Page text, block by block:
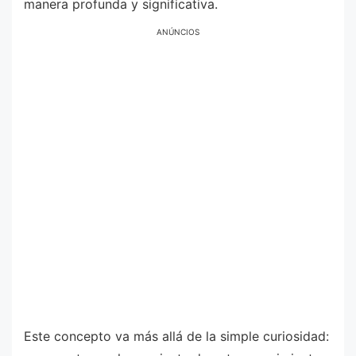
manera profunda y significativa.
ANÚNCIOS
Este concepto va más allá de la simple curiosidad: